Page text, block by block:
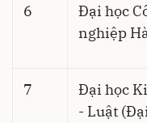
6
Đại học
nghiệp
7
Đại học
- Luật